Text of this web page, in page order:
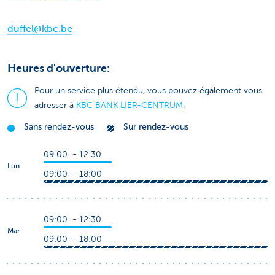
duffel@kbc.be
Heures d'ouverture:
Pour un service plus étendu, vous pouvez également vous
adresser à KBC BANK LIER-CENTRUM
Sans rendez-vous Sur rendez-vous
Lun
09:00 - 12:30
09:00 - 18:00
Mar
09:00 - 12:30
09:00 - 18:00